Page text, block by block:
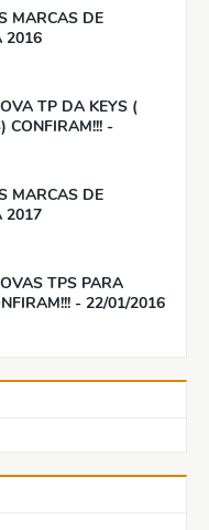
MARCAS DE
2016
TP DA KEYS (
CONFIRAM!!! -
MARCAS DE
2017
TPS PARA
- 22/01/2016